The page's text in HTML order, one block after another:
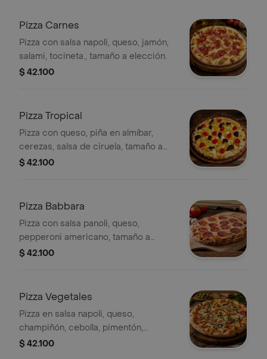
Pizza Carnes
Pizza con salsa napoli, queso, jamón,
salami, tocineta., tamaño a elección.
$ 42.100
Pizza Tropical
Pizza con queso, piña en almíbar,
cerezas, salsa de ciruela, tamaño a
elección.
$ 42.100
Pizza Babbara
Pizza con salsa panoli, queso,
pepperoni americano, tamaño a
elección.
$ 42.100
Pizza Vegetales
Pizza en salsa napoli, queso,
champiñón, cebolla, pimentón,
aceituna, tamaño a elección.
$ 42.100